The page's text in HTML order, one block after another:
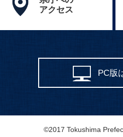
アクセス
PC版
©2017 Tokushima